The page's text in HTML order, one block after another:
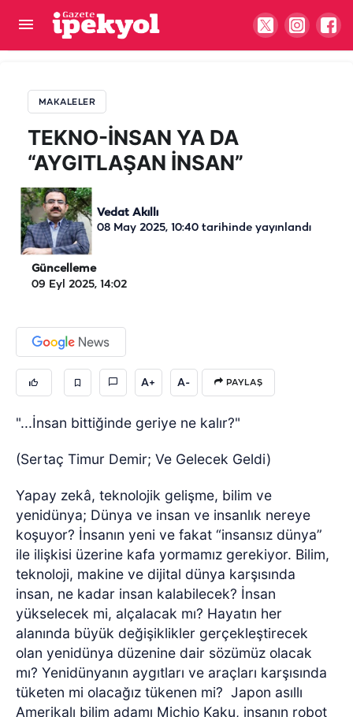
MAKALELER
TEKNO-İNSAN YA DA
“AYGITLAŞAN İNSAN”
Vedat Akıllı
08 May 2025, 10:40 tarihinde yayınlandı
Güncelleme
09 Eyl 2025, 14:02
A+ A- PAYLAŞ
"...İnsan bittiğinde geriye ne kalır?"
(Sertaç Timur Demir; Ve Gelecek Geldi)
Yapay zekâ, teknolojik gelişme, bilim ve
yenidünya; Dünya ve insan ve insanlık nereye
koşuyor? İnsanın yeni ve fakat “insansız dünya”
ile ilişkisi üzerine kafa yormamız gerekiyor. Bilim,
teknoloji, makine ve dijital dünya karşısında
insan, ne kadar insan kalabilecek? İnsan
yükselecek mi, alçalacak mı? Hayatın her
alanında büyük değişiklikler gerçekleştirecek
olan yenidünya düzenine dair sözümüz olacak
mı? Yenidünyanın aygıtları ve araçları karşısında
tüketen mi olacağız tükenen mi? Japon asıllı
Amerikalı bilim adamı Michio Kaku, insanın robot
TEKNO-İNSAN YA DA “AYGITLAŞAN İNSAN”